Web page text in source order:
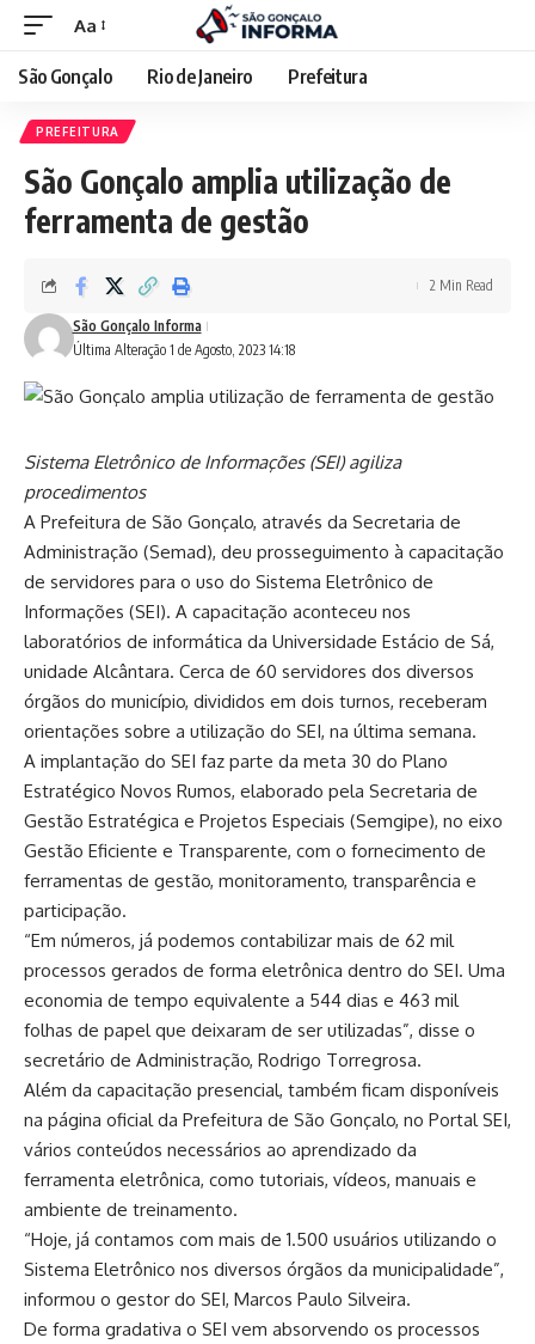
Aa
São Gonçalo Rio de Janeiro Prefeitura
PREFEITURA
São Gonçalo amplia utilização de
ferramenta de gestão
Última Alteração 1 de Agosto, 2023 14:18
São Gonçalo Informa
2 Min Read
Sistema Eletrônico de Informações (SEI) agiliza
procedimentos
A Prefeitura de São Gonçalo, através da Secretaria de
Administração (Semad), deu prosseguimento à capacitação
de servidores para o uso do Sistema Eletrônico de
Informações (SEI). A capacitação aconteceu nos
laboratórios de informática da Universidade Estácio de Sá,
unidade Alcântara. Cerca de 60 servidores dos diversos
órgãos do município, divididos em dois turnos, receberam
orientações sobre a utilização do SEI, na última semana.
A implantação do SEI faz parte da meta 30 do Plano
Estratégico Novos Rumos, elaborado pela Secretaria de
Gestão Estratégica e Projetos Especiais (Semgipe), no eixo
Gestão Eficiente e Transparente, com o fornecimento de
ferramentas de gestão, monitoramento, transparência e
participação.
“Em números, já podemos contabilizar mais de 62 mil
processos gerados de forma eletrônica dentro do SEI. Uma
economia de tempo equivalente a 544 dias e 463 mil
folhas de papel que deixaram de ser utilizadas”, disse o
secretário de Administração, Rodrigo Torregrosa.
Além da capacitação presencial, também ficam disponíveis
na página oficial da Prefeitura de São Gonçalo, no Portal SEI,
vários conteúdos necessários ao aprendizado da
ferramenta eletrônica, como tutoriais, vídeos, manuais e
ambiente de treinamento.
“Hoje, já contamos com mais de 1.500 usuários utilizando o
Sistema Eletrônico nos diversos órgãos da municipalidade”,
informou o gestor do SEI, Marcos Paulo Silveira.
De forma gradativa o SEI vem absorvendo os processos